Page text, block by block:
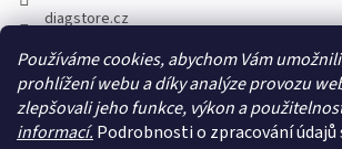
Používáme cookies, abychom Vám
prohlížení webu a díky analýze provozu
zlepšovali jeho funkce, výkon a
informací. Podrobnosti o zpracování
diagstore.cz
diagstorecz
diagstore
@diagstorecz